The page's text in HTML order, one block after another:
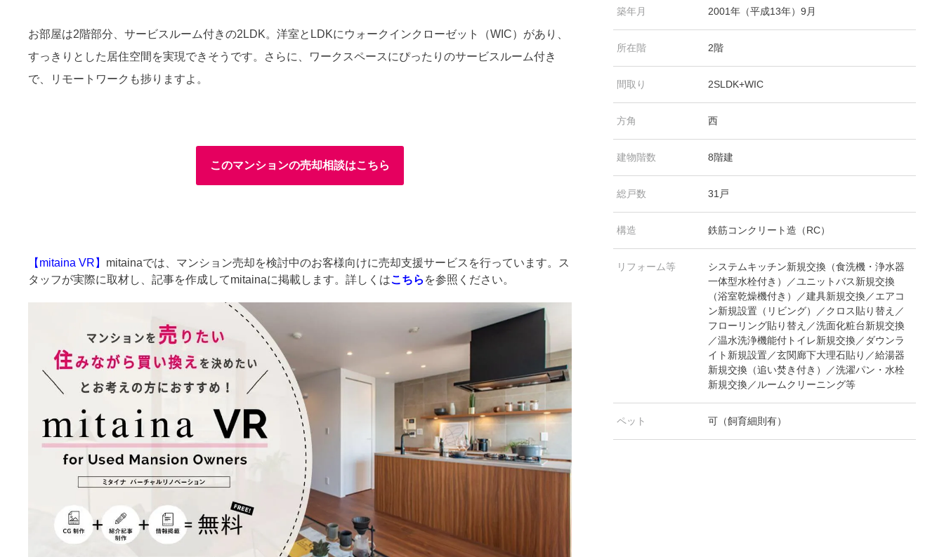
お部屋は2階部分、サービスルーム付きの2LDK。洋室とLDKにウォークインクローゼット（WIC）があり、
すっきりとした居住空間を実現できそうです。さらに、ワークスペースにぴったりのサービスルーム付き
で、リモートワークも捗りますよ。
このマンションの売却相談はこちら
【mitaina VR】 mitainaでは、マンション売却を検討中のお客様向けに売却支援サービスを行っています。ス
タッフが実際に取材し、記事を作成してmitainaに掲載します。詳しくはこちら を参照ください。
築年月 2001年（平成13年）9月
所在階 2階
間取り 2SLDK+WIC
方角 西
建物階数 8階建
総戸数 31戸
構造 鉄筋コンクリート造（RC）
リフォーム等
システムキッチン新規交換（食洗機・浄水器
一体型水栓付き）／ユニットバス新規交換
（浴室乾燥機付き）／建具新規交換／エアコ
ン新規設置（リビング）／クロス貼り替え／
フローリング貼り替え／洗面化粧台新規交換
／温水洗浄機能付トイレ新規交換／ダウンラ
イト新規設置／玄関廊下大理石貼り／給湯器
新規交換（追い焚き付き）／洗濯パン・水栓
新規交換／ルームクリーニング等
ペット 可（飼育細則有）